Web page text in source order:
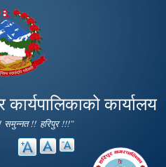
कार्यालय
समुन्नत !! हरिपुर !!!"